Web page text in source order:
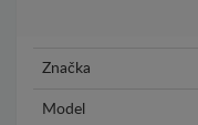
Značka
Model